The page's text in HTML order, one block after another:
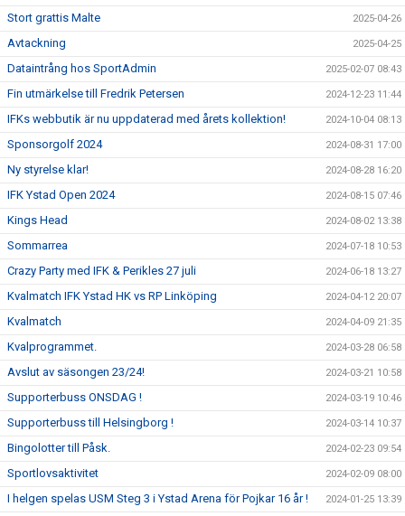
Stort grattis Malte 2025-04-26
Avtackning 2025-04-25
Dataintrång hos SportAdmin 2025-02-07 08:43
Fin utmärkelse till Fredrik Petersen 2024-12-23 11:44
IFKs webbutik är nu uppdaterad med årets kollektion! 2024-10-04 08:13
Sponsorgolf 2024 2024-08-31 17:00
Ny styrelse klar! 2024-08-28 16:20
IFK Ystad Open 2024 2024-08-15 07:46
Kings Head 2024-08-02 13:38
Sommarrea 2024-07-18 10:53
Crazy Party med IFK & Perikles 27 juli 2024-06-18 13:27
Kvalmatch IFK Ystad HK vs RP Linköping 2024-04-12 20:07
Kvalmatch 2024-04-09 21:35
Kvalprogrammet. 2024-03-28 06:58
Avslut av säsongen 23/24! 2024-03-21 10:58
Supporterbuss ONSDAG ! 2024-03-19 10:46
Supporterbuss till Helsingborg ! 2024-03-14 10:37
Bingolotter till Påsk. 2024-02-23 09:54
Sportlovsaktivitet 2024-02-09 08:00
I helgen spelas USM Steg 3 i Ystad Arena för Pojkar 16 år ! 2024-01-25 13:39